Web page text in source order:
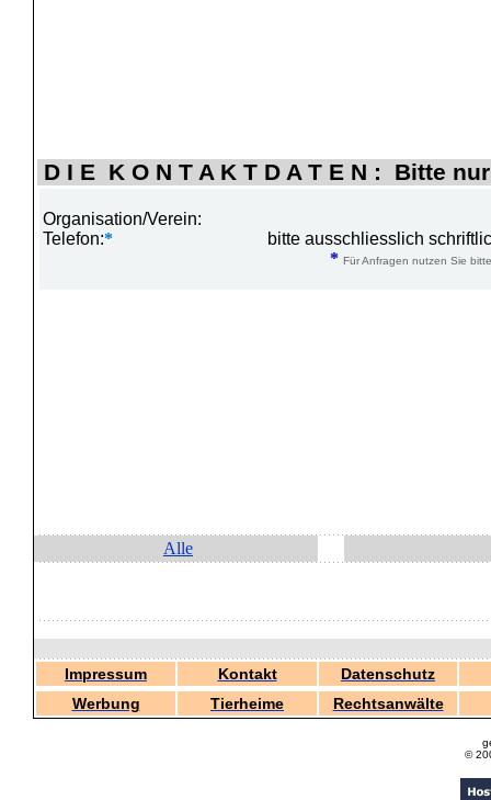
D I E K O N T A K T D A T E N : Bitte
Organisation/Verein:
Telefon:*
bitte ausschliesslich
* Für Anfragen nutzen Sie
Alle
Impressum Kontakt
Datenschutz
Werbung
Tierheime Rechtsanwälte
©